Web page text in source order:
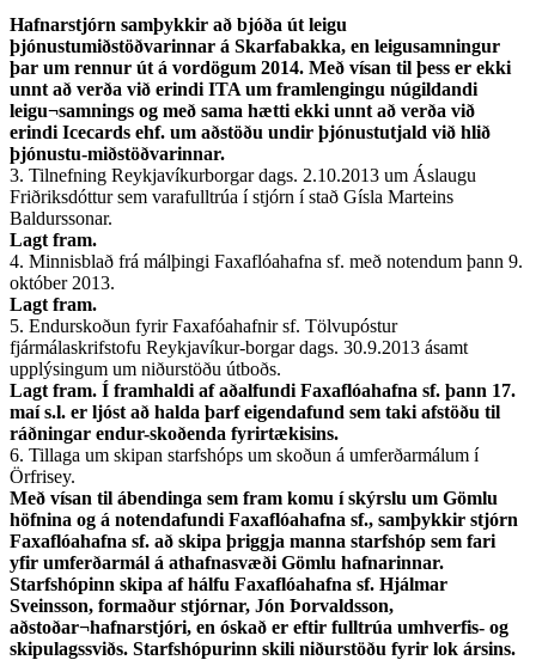
Hafnarstjórn samþykkir að bjóða út leigu
þjónustumiðstöðvarinnar á Skarfabakka, en leigusamningur
þar um rennur út á vordögum 2014. Með vísan til þess er ekki
unnt að verða við erindi ITA um framlengingu núgildandi
leigu¬samnings og með sama hætti ekki unnt að verða við
erindi Icecards ehf. um aðstöðu undir þjónustutjald við hlið
þjónustu-miðstöðvarinnar.
3. Tilnefning Reykjavíkurborgar dags. 2.10.2013 um Áslaugu
Friðriksdóttur sem varafulltrúa í stjórn í stað Gísla Marteins
Baldurssonar.
Lagt fram.
4. Minnisblað frá málþingi Faxaflóahafna sf. með notendum þann 9.
október 2013.
Lagt fram.
5. Endurskoðun fyrir Faxafóahafnir sf. Tölvupóstur
fjármálaskrifstofu Reykjavíkur-borgar dags. 30.9.2013 ásamt
upplýsingum um niðurstöðu útboðs.
Lagt fram. Í framhaldi af aðalfundi Faxaflóahafna sf. þann 17.
maí s.l. er ljóst að halda þarf eigendafund sem taki afstöðu til
ráðningar endur-skoðenda fyrirtækisins.
6. Tillaga um skipan starfshóps um skoðun á umferðarmálum í
Örfrisey.
Með vísan til ábendinga sem fram komu í skýrslu um Gömlu
höfnina og á notendafundi Faxaflóahafna sf., samþykkir stjórn
Faxaflóahafna sf. að skipa þriggja manna starfshóp sem fari
yfir umferðarmál á athafnasvæði Gömlu hafnarinnar.
Starfshópinn skipa af hálfu Faxaflóahafna sf. Hjálmar
Sveinsson, formaður stjórnar, Jón Þorvaldsson,
aðstoðar¬hafnarstjóri, en óskað er eftir fulltrúa umhverfis- og
skipulagssviðs. Starfshópurinn skili niðurstöðu fyrir lok ársins.